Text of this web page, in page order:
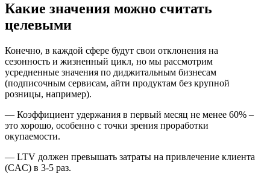
Какие значения можно считать
целевыми
Конечно, в каждой сфере будут свои отклонения на
сезонность и жизненный цикл, но мы рассмотрим
усредненные значения по диджитальным бизнесам
(подписочным сервисам, айти продуктам без крупной
розницы, например).
— Коэффициент удержания в первый месяц не менее 60% –
это хорошо, особенно с точки зрения проработки
окупаемости.
— LTV должен превышать затраты на привлечение клиента
(CAC) в 3-5 раз.